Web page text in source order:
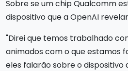
Sobre se um chip Qualcomm
dispositivo que a OpenAI
"Direi que temos trabalhado
animados com o que estamos
eles falarão sobre o dispositivo